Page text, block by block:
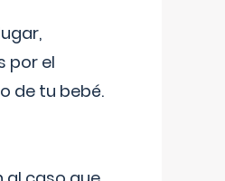
por el
de tu bebé.